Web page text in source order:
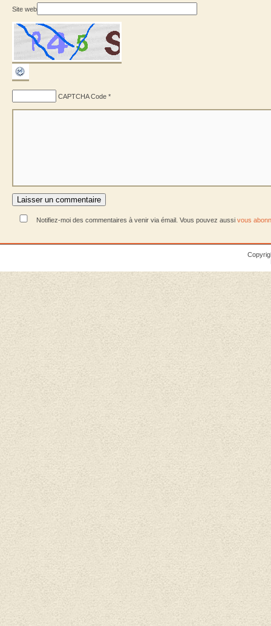
Site web
CAPTCHA Code *
Notifiez-moi des commentaires à venir via émail. Vous pouvez aussi vous